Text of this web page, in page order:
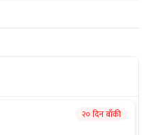
२० दिन बाँकी